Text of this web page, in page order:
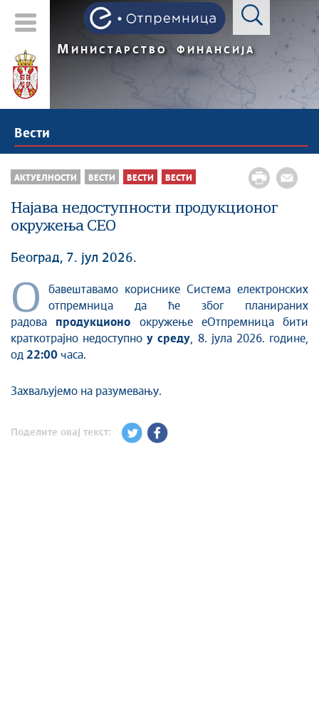
М ИНИСТАРСТВО ФИНАНСИЈА
Вести
АКТУЕЛНОСТИ ВЕСТИ ВЕСТИ ВЕСТИ
Најава недоступности продукционог
окружења СЕО
Београд, 7. јул 2026.
О
бавештавамо кориснике Система електронских
отпремница да ће због планираних
радова продукционо окружење еОтпремница бити
краткотрајно недоступноу среду , 8. јула 2026. године,
од 22:00 часа.
Захваљујемо на разумевању.
Поделите овај текст: